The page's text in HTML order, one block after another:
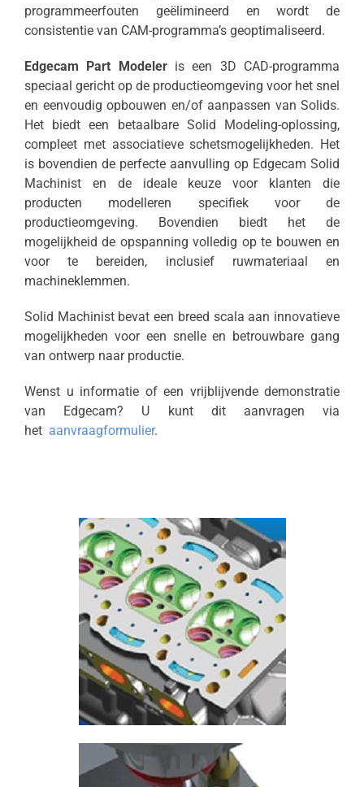
programmeerfouten geëlimineerd en wordt de
consistentie van CAM-programma’s geoptimaliseerd.
Edgecam Part Modeler is een 3D CAD-programma
speciaal gericht op de productieomgeving voor het snel
en eenvoudig opbouwen en/of aanpassen van Solids.
Het biedt een betaalbare Solid Modeling-oplossing,
compleet met associatieve schetsmogelijkheden. Het
is bovendien de perfecte aanvulling op Edgecam Solid
Machinist en de ideale keuze voor klanten die
producten modelleren specifiek voor de
productieomgeving. Bovendien biedt het de
mogelijkheid de opspanning volledig op te bouwen en
voor te bereiden, inclusief ruwmateriaal en
machineklemmen.
Solid Machinist bevat een breed scala aan innovatieve
mogelijkheden voor een snelle en betrouwbare gang
van ontwerp naar productie.
Wenst u informatie of een vrijblijvende demonstratie
van Edgecam? U kunt dit aanvragen via
het aanvraagformulier.